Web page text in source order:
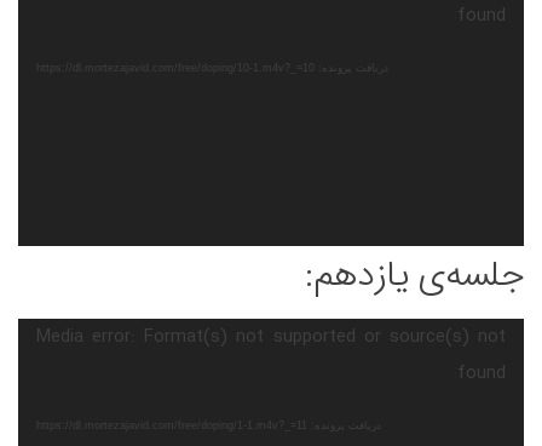
found
دریافت پرونده: https://dl.mortezajavid.com/free/doping/10-1.m4v?_=10
جلسه‌ی یازدهم:
نمایشگر
Media error: Format(s) not supported or source(s) not
found
دریافت پرونده: https://dl.mortezajavid.com/free/doping/1-1.m4v?_=11